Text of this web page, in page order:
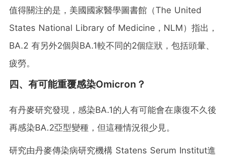
值得關注的是，美國國家醫學圖書館（The United
States National Library of Medicine，NLM）指出，
BA.2 有另外2個與BA.1較不同的2個症狀，包括頭暈、
疲勞。
四、有可能重覆感染Omicron？
有丹麥研究發現，感染BA.1的人有可能會在康復不久後
再感染BA.2亞型變種，但這種情況很少見。
研究由丹麥傳染病研究機構 Statens Serum Institut進